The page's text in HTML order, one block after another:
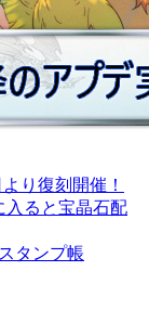
り復刻開催！
入ると宝晶石配
スタンプ帳